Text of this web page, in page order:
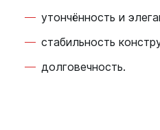
утончённость и
стабильность
долговечность.